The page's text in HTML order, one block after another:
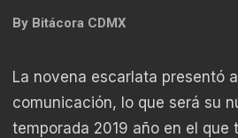
By Bitácora CDMX
La novena escarlata presentó
comunicación, lo que será su
temporada 2019 año en el que